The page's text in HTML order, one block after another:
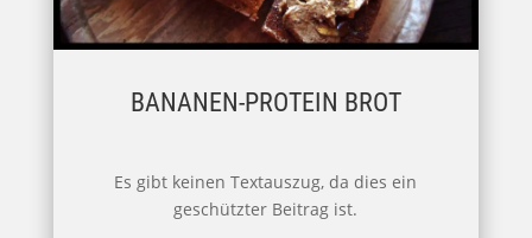
BANANEN-PROTEIN BROT
Es gibt keinen Textauszug, da dies ein
geschützter Beitrag ist.